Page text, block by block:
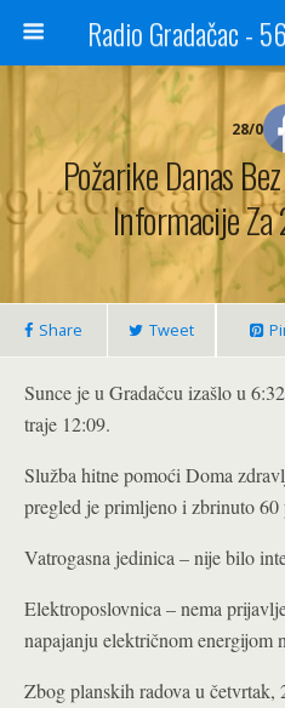
28/09/
Požarike Danas
Informacije
Share Tweet
Sunce je u Gradačcu izašlo u
traje 12:09.
Služba hitne pomoći Doma
pregled je primljeno i zbrinuto 60
Vatrogasna jedinica – nije bilo
Elektroposlovnica – nema
napajanju električnom energijom
Zbog planskih radova u četvrtak,